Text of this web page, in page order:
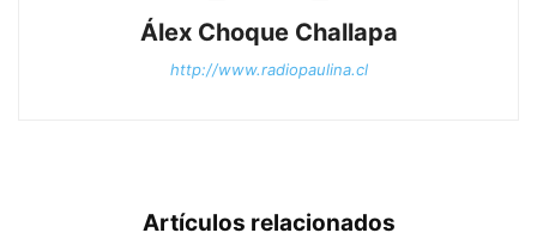
Álex Choque Challapa
http://www.radiopaulina.cl
Artículos relacionados